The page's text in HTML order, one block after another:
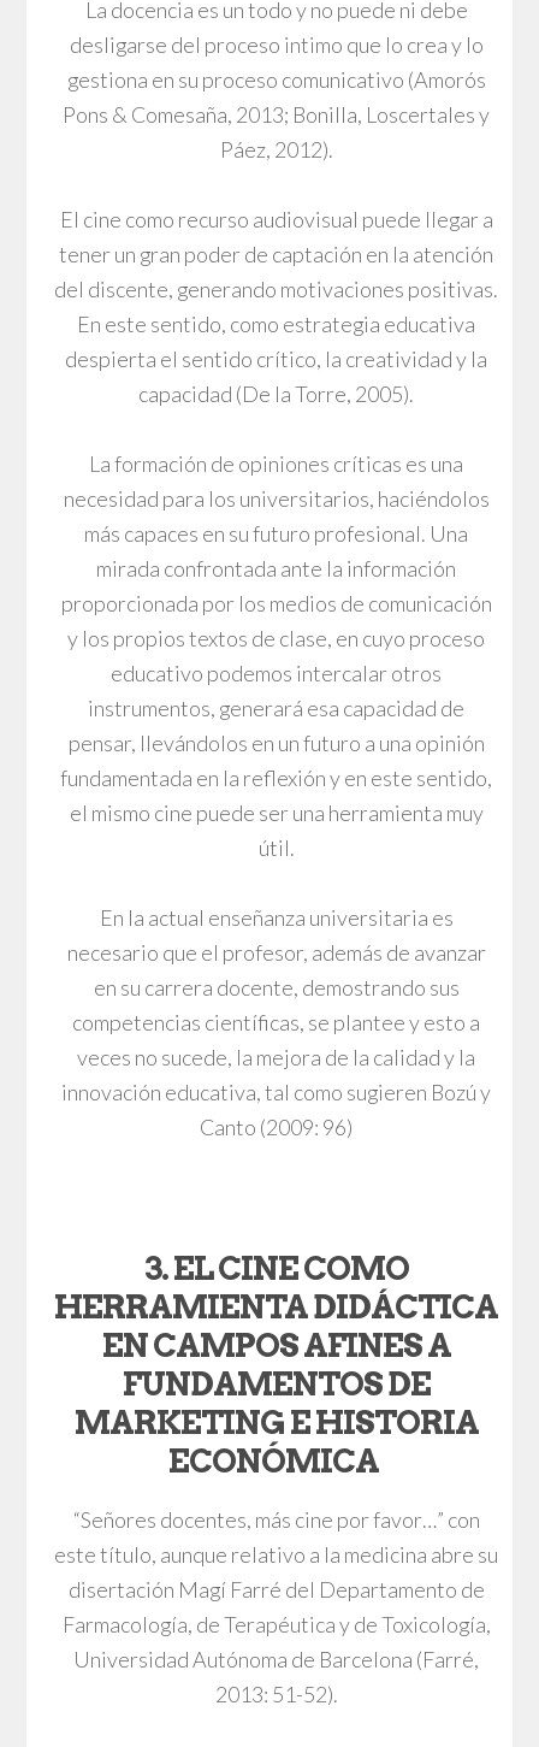
La docencia es un todo y no puede ni debe
desligarse del proceso intimo que lo crea y lo
gestiona en su proceso comunicativo (Amorós
Pons & Comesaña, 2013; Bonilla, Loscertales y
Páez, 2012).
El cine como recurso audiovisual puede llegar a
tener un gran poder de captación en la atención
del discente, generando motivaciones positivas.
En este sentido, como estrategia educativa
despierta el sentido crítico, la creatividad y la
capacidad (De la Torre, 2005).
La formación de opiniones críticas es una
necesidad para los universitarios, haciéndolos
más capaces en su futuro profesional. Una
mirada confrontada ante la información
proporcionada por los medios de comunicación
y los propios textos de clase, en cuyo proceso
educativo podemos intercalar otros
instrumentos, generará esa capacidad de
pensar, llevándolos en un futuro a una opinión
fundamentada en la reflexión y en este sentido,
el mismo cine puede ser una herramienta muy
útil.
En la actual enseñanza universitaria es
necesario que el profesor, además de avanzar
en su carrera docente, demostrando sus
competencias científicas, se plantee y esto a
veces no sucede, la mejora de la calidad y la
innovación educativa, tal como sugieren Bozú y
Canto (2009: 96)
3. EL CINE COMO
HERRAMIENTA DIDÁCTICA
EN CAMPOS AFINES A
FUNDAMENTOS DE
MARKETING E HISTORIA
ECONÓMICA
“Señores docentes, más cine por favor…” con
este título, aunque relativo a la medicina abre su
disertación Magí Farré del Departamento de
Farmacología, de Terapéutica y de Toxicología,
Universidad Autónoma de Barcelona (Farré,
2013: 51-52).